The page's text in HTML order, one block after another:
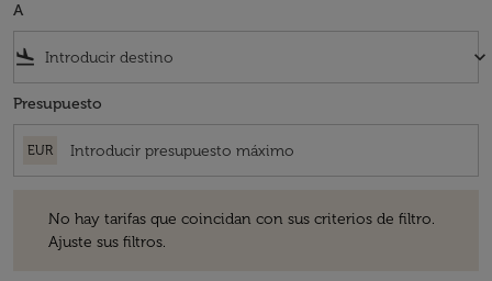
A
flight_land keyboard_arrow_down
Presupuesto
EUR
No hay tarifas que coincidan con sus criterios de filtro.
Ajuste sus filtros.